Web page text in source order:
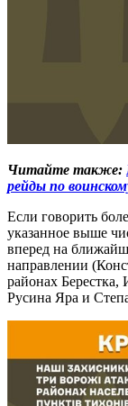
Читайте также:
рейды по
Если говорить
указанное выше
вперед на
направлении
районах
Русина Яра и